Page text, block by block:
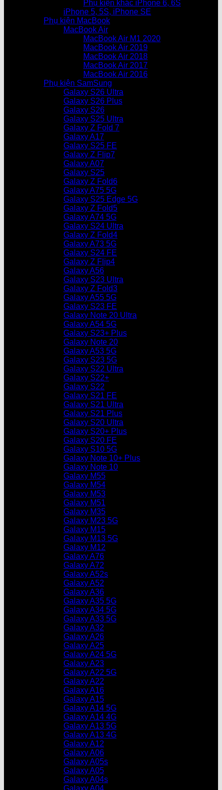
Phụ kiện khác iPhone 6, 6S
iPhone 5, 5S, iPhone SE
Phụ kiện MacBook
MacBook Air
MacBook Air M1 2020
MacBook Air 2019
MacBook Air 2018
MacBook Air 2017
MacBook Air 2016
Phụ kiện SamSung
Galaxy S26 Ultra
Galaxy S26 Plus
Galaxy S26
Galaxy S25 Ultra
Galaxy Z Fold 7
Galaxy A17
Galaxy S25 FE
Galaxy Z Flip7
Galaxy A07
Galaxy S25
Galaxy Z Fold6
Galaxy A75 5G
Galaxy S25 Edge 5G
Galaxy Z Fold5
Galaxy A74 5G
Galaxy S24 Ultra
Galaxy Z Fold4
Galaxy A73 5G
Galaxy S24 FE
Galaxy Z Flip4
Galaxy A56
Galaxy S23 Ultra
Galaxy Z Fold3
Galaxy A55 5G
Galaxy S23 FE
Galaxy Note 20 Ultra
Galaxy A54 5G
Galaxy S23+ Plus
Galaxy Note 20
Galaxy A53 5G
Galaxy S23 5G
Galaxy S22 Ultra
Galaxy S22+
Galaxy S22
Galaxy S21 FE
Galaxy S21 Ultra
Galaxy S21 Plus
Galaxy S20 Ultra
Galaxy S20+ Plus
Galaxy S20 FE
Galaxy S10 5G
Galaxy Note 10+ Plus
Galaxy Note 10
Galaxy M55
Galaxy M54
Galaxy M53
Galaxy M51
Galaxy M35
Galaxy M23 5G
Galaxy M15
Galaxy M13 5G
Galaxy M12
Galaxy A76
Galaxy A72
Galaxy A52s
Galaxy A52
Galaxy A36
Galaxy A35 5G
Galaxy A34 5G
Galaxy A33 5G
Galaxy A32
Galaxy A26
Galaxy A25
Galaxy A24 5G
Galaxy A23
Galaxy A22 5G
Galaxy A22
Galaxy A16
Galaxy A15
Galaxy A14 5G
Galaxy A14 4G
Galaxy A13 5G
Galaxy A13 4G
Galaxy A12
Galaxy A06
Galaxy A05s
Galaxy A05
Galaxy A04s
Galaxy A04